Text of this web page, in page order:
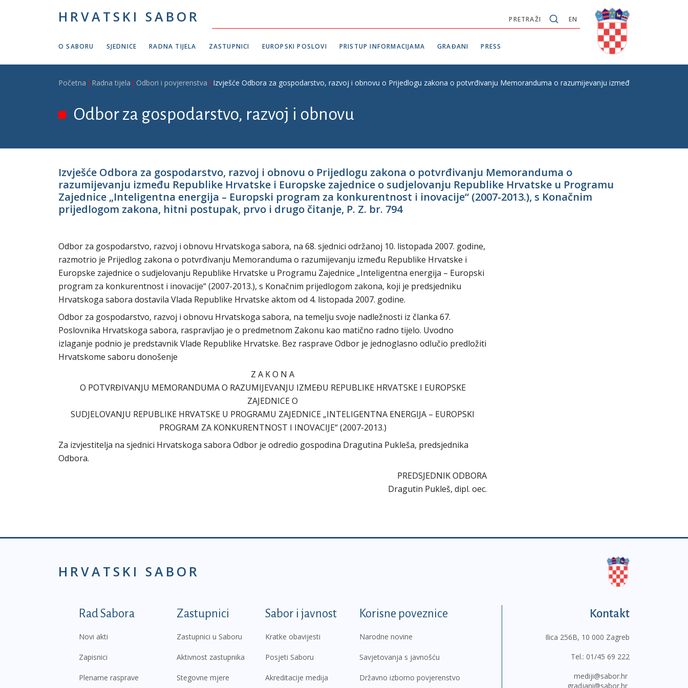
HRVATSKI SABOR EN
PRETRAŽI
O SABORU SJEDNICE RADNA TIJELA ZASTUPNICI EUROPSKI POSLOVI PRISTUP INFORMACIJAMA GRAĐANI PRESS
Breadcrumb
Početna Radna tijela Odbori i povjerenstva Izvješće Odbora za gospodarstvo, razvoj i obnovu o Prijedlogu zakona o potvrđivanju Memoranduma o razumijevanju između Republike
Odbor za gospodarstvo, razvoj i obnovu
Izvješće Odbora za gospodarstvo, razvoj i obnovu o Prijedlogu zakona o potvrđivanju Memoranduma o
razumijevanju između Republike Hrvatske i Europske zajednice o sudjelovanju Republike Hrvatske u Programu
Zajednice „Inteligentna energija – Europski program za konkurentnost i inovacije“ (2007-2013.), s Konačnim
prijedlogom zakona, hitni postupak, prvo i drugo čitanje, P. Z. br. 794
Odbor za gospodarstvo, razvoj i obnovu Hrvatskoga sabora, na 68. sjednici održanoj 10. listopada 2007. godine,
razmotrio je Prijedlog zakona o potvrđivanju Memoranduma o razumijevanju između Republike Hrvatske i
Europske zajednice o sudjelovanju Republike Hrvatske u Programu Zajednice „Inteligentna energija – Europski
program za konkurentnost i inovacije“ (2007-2013.), s Konačnim prijedlogom zakona, koji je predsjedniku
Hrvatskoga sabora dostavila Vlada Republike Hrvatske aktom od 4. listopada 2007. godine.
Odbor za gospodarstvo, razvoj i obnovu Hrvatskoga sabora, na temelju svoje nadležnosti iz članka 67.
Poslovnika Hrvatskoga sabora, raspravljao je o predmetnom Zakonu kao matično radno tijelo. Uvodno
izlaganje podnio je predstavnik Vlade Republike Hrvatske. Bez rasprave Odbor je jednoglasno odlučio predložiti
Hrvatskome saboru donošenje
Z A K O N A
O POTVRĐIVANJU MEMORANDUMA O RAZUMIJEVANJU IZMEĐU REPUBLIKE HRVATSKE I EUROPSKE
ZAJEDNICE O
SUDJELOVANJU REPUBLIKE HRVATSKE U PROGRAMU ZAJEDNICE „INTELIGENTNA ENERGIJA – EUROPSKI
PROGRAM ZA KONKURENTNOST I INOVACIJE“ (2007-2013.)
Za izvjestitelja na sjednici Hrvatskoga sabora Odbor je odredio gospodina Dragutina Pukleša, predsjednika
Odbora.
PREDSJEDNIK ODBORA
Dragutin Pukleš, dipl. oec.
HRVATSKI SABOR
Podnožje prvi izbornik
Rad Sabora
Novi akti
Zapisnici
Plenarne rasprave
Zastupnici
Zastupnici u Saboru
Aktivnost zastupnika
Stegovne mjere
Sabor i javnost
Kratke obavijesti
Posjeti Saboru
Akreditacije medija
Korisne poveznice
Narodne novine
Savjetovanja s javnošću
Državno izborno povjerenstvo
Kontakt
Ilica 256B, 10 000 Zagreb
Tel.: 01/45 69 222
mediji@sabor.hr
gradjani@sabor.hr